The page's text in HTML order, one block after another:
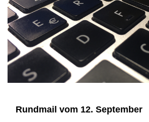
Rundmail vom 12. September